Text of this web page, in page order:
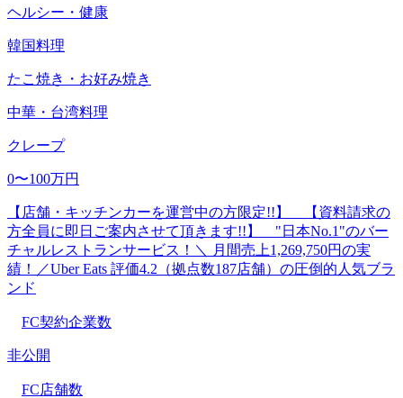
ヘルシー・健康
韓国料理
たこ焼き・お好み焼き
中華・台湾料理
クレープ
0〜100万円
【店舗・キッチンカーを運営中の方限定!!】 【資料請求の
方全員に即日ご案内させて頂きます!!】 "日本No.1"のバー
チャルレストランサービス！＼ 月間売上1,269,750円の実
績！／Uber Eats 評価4.2（拠点数187店舗）の圧倒的人気ブラ
ンド
FC契約企業数
非公開
FC店舗数